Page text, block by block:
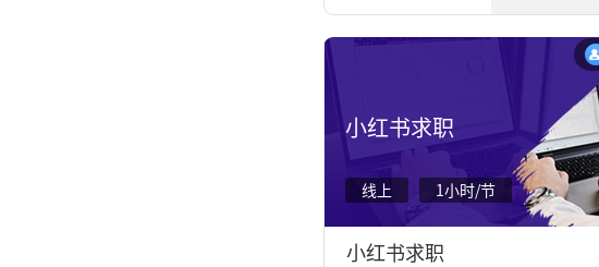
小红书求职
线上 1小时/节
小红书求职